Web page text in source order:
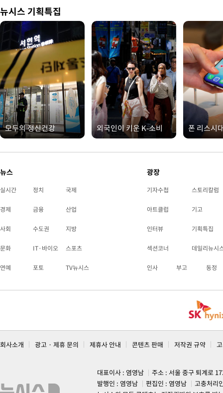
뉴시스 기획특집
모두의 정신건강 외국인이 키운 K-소비 폰 리스시
뉴스
실시간 정치 국제
경제 금융 산업
사회 수도권 지방
문화 IT·바이오 스포츠
연예 포토 TV뉴시스
광장
기자수첩 스토리칼럼
아트클럽 기고
인터뷰 기획특집
섹션코너 데일리뉴시
인사 부고 동정
회사소개 광고 · 제휴 문의 제휴사 안내 콘텐츠 판매 저작권 규약
대표이사 : 염영남
주소 : 서울 중구 퇴계로
발행인 : 염영남
편집인 : 염영남
고충처리